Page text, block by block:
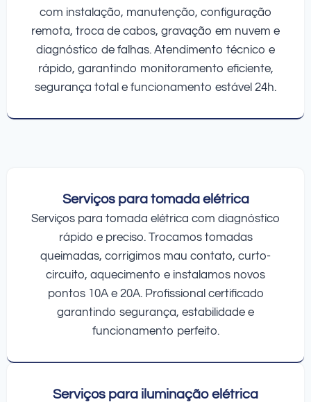
com instalação, manutenção, configuração
remota, troca de cabos, gravação em nuvem e
diagnóstico de falhas. Atendimento técnico e
rápido, garantindo monitoramento eficiente,
segurança total e funcionamento estável 24h.
Serviços para tomada elétrica
Serviços para tomada elétrica com diagnóstico
rápido e preciso. Trocamos tomadas
queimadas, corrigimos mau contato, curto-
circuito, aquecimento e instalamos novos
pontos 10A e 20A. Profissional certificado
garantindo segurança, estabilidade e
funcionamento perfeito.
Serviços para iluminação elétrica